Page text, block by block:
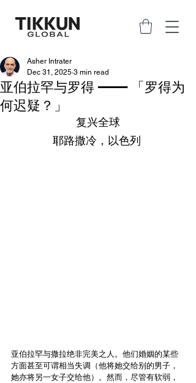
亚伯拉罕与罗得 —— 「罗得为
何迟疑？」
Asher Intrater
Dec 31, 2025 3 min read
复兴全球
耶路撒冷，以色列
亚伯拉罕与撒拉绝非完美之人。他们婚姻的某些
方面甚至可谓相当失调（他将她交给别的男子，
她亦将另一女子交给他）。然而，尽管有软弱，